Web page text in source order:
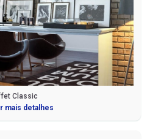
Classic
mais detalhes